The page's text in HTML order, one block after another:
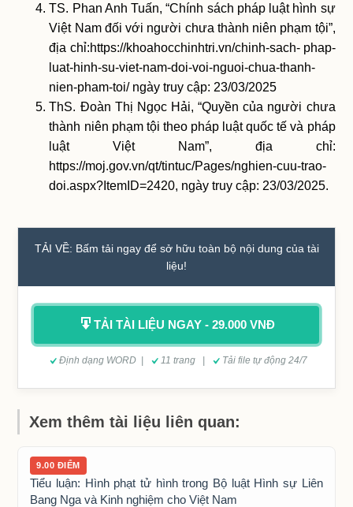
TS. Phan Anh Tuấn, “Chính sách pháp luật hình sự
Việt Nam đối với người chưa thành niên phạm tội”,
địa chỉ:https://khoahocchinhtri.vn/chinh-sach- phap-
luat-hinh-su-viet-nam-doi-voi-nguoi-chua-thanh-
nien-pham-toi/ ngày truy cập: 23/03/2025
ThS. Đoàn Thị Ngọc Hải, “Quyền của người chưa
thành niên phạm tội theo pháp luật quốc tế và pháp
luật Việt Nam”, địa chỉ:
https://moj.gov.vn/qt/tintuc/Pages/nghien-cuu-trao-
doi.aspx?ItemID=2420, ngày truy cập: 23/03/2025.
TẢI VỀ: Bấm tải ngay để sở hữu toàn bộ nội dung của tài
liệu!
TẢI TÀI LIỆU NGAY - 29.000 VNĐ
Định dạng WORD | 11 trang | Tải file tự động 24/7
Xem thêm tài liệu liên quan:
9.00 ĐIỂM
Tiểu luận: Hình phạt tử hình trong Bộ luật Hình sự Liên
Bang Nga và Kinh nghiệm cho Việt Nam